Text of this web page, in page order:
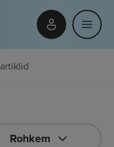
Rohkem